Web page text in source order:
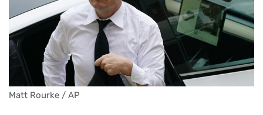
Matt Rourke / AP